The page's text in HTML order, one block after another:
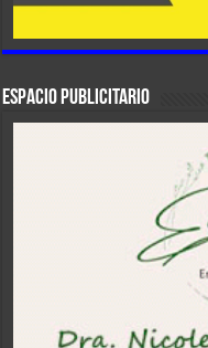
ESPACIO PUBLICITARIO